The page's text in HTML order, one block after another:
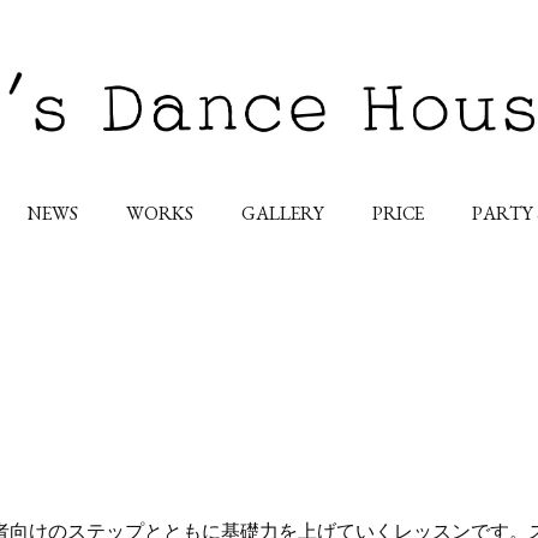
NEWS WORKS GALLERY PRICE
けのステップとともに基礎力を上げていくレッスンです。